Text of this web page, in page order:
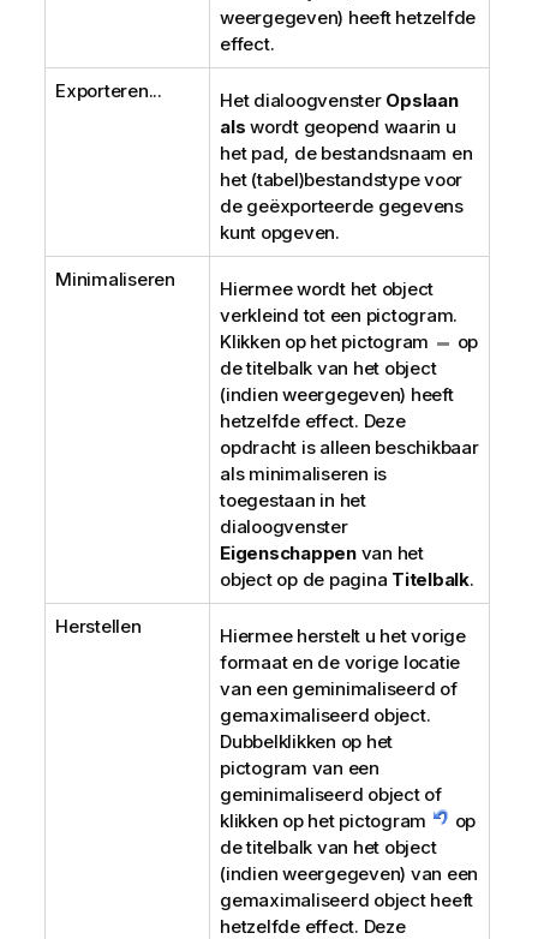
weergegeven) heeft hetzelfde
effect.
Exporteren... Het dialoogvenster Opslaan
als wordt geopend waarin u
het pad, de bestandsnaam en
het (tabel)bestandstype voor
de geëxporteerde gegevens
kunt opgeven.
Minimaliseren
Hiermee wordt het object
verkleind tot een pictogram.
Klikken op het pictogram
op
de titelbalk van het object
(indien weergegeven) heeft
hetzelfde effect. Deze
opdracht is alleen beschikbaar
als minimaliseren is
toegestaan in het
dialoogvenster
Eigenschappenvan het
object op de pagina Titelbalk.
Herstellen
Hiermee herstelt u het vorige
formaat en de vorige locatie
van een geminimaliseerd of
gemaximaliseerd object.
Dubbelklikken op het
pictogram van een
geminimaliseerd object of
klikken op het pictogram
op
de titelbalk van het object
(indien weergegeven) van een
gemaximaliseerd object heeft
hetzelfde effect. Deze